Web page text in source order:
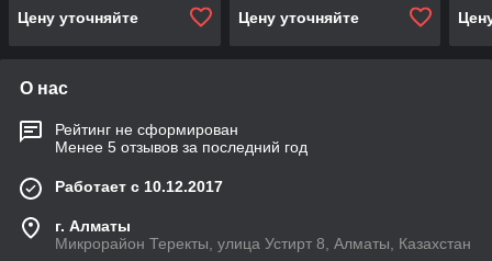
Цену уточняйте Цену уточняйте
О нас
Рейтинг не сформирован
Менее 5 отзывов за последний год
Работает с 10.12.2017
г. Алматы
Микрорайон Теректы, улица Устирт 8, Алматы, Казахстан